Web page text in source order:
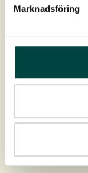
Marknadsföring
Placering: